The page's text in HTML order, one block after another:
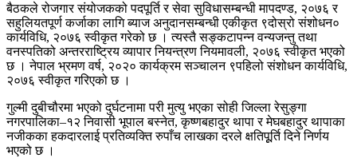
बैठकले रोजगार संयोजकको पदपूर्ति र सेवा सुविधासम्बन्धी मापदण्ड, २०७६ र
सहुलियतपूर्ण कर्जाका लागि ब्याज अनुदानसम्बन्धी एकीकृत ९दोस्रो संशोधन०
कार्यविधि, २०७६ स्वीकृत गरेको छ । त्यस्तै सङ्कटापन्न वन्यजन्तु तथा
वनस्पतिको अन्तरराष्ट्रिय व्यापार नियन्त्रण नियमावली, २०७६ स्वीकृत भएको
छ । नेपाल भ्रमण वर्ष, २०२० कार्यक्रम सञ्चालन ९पहिलो संशोधन कार्यविधि,
२०७६ स्वीकृत गरिएको छ ।
गुल्मी दुबीचौरमा भएको दुर्घटनामा परी मुत्यु भएका सोही जिल्ला रेसुङ्गा
नगरपालिका–१२ निवासी भूपाल बस्नेत, कृष्णबहादुर थापा र मेघबहादुर थापाका
नजीकका हकदारलाई प्रतिव्यक्ति रुपाँच लाखका दरले क्षतिपूूर्ति दिने निर्णय
भएको छ ।